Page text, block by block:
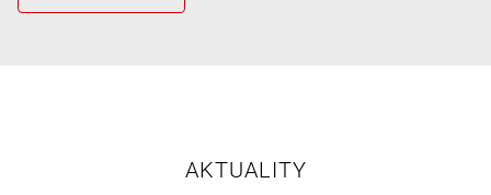
AKTUALITY